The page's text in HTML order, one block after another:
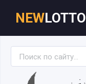
NEWLOTTO